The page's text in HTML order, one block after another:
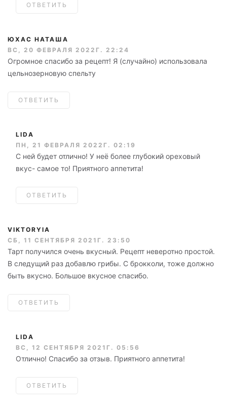
ОТВЕТИТЬ
ЮХАС НАТАША
ВС, 20 ФЕВРАЛЯ 2022Г. 22:24
Огромное спасибо за рецепт! Я (случайно) использовала
цельнозерновую спельту
ОТВЕТИТЬ
LIDA
ПН, 21 ФЕВРАЛЯ 2022Г. 02:19
С ней будет отлично! У неё более глубокий ореховый
вкус- самое то! Приятного аппетита!
ОТВЕТИТЬ
VIKTORYIA
СБ, 11 СЕНТЯБРЯ 2021Г. 23:50
Тарт получился очень вкусный. Рецепт неверотно простой.
В следущий раз добавлю грибы. С брокколи, тоже должно
быть вкусно. Большое вкусное спасибо.
ОТВЕТИТЬ
LIDA
ВС, 12 СЕНТЯБРЯ 2021Г. 05:56
Отлично! Спасибо за отзыв. Приятного аппетита!
ОТВЕТИТЬ